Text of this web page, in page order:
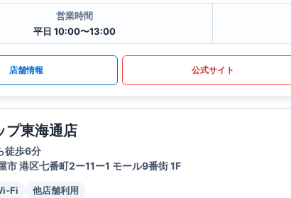
営業時間
平日 10:00〜13:00
店舗情報 公式サイト
プ東海通店
徒歩6分
市 港区七番町2ー11ー1 モール9番街 1F
Fi 他店舗利用